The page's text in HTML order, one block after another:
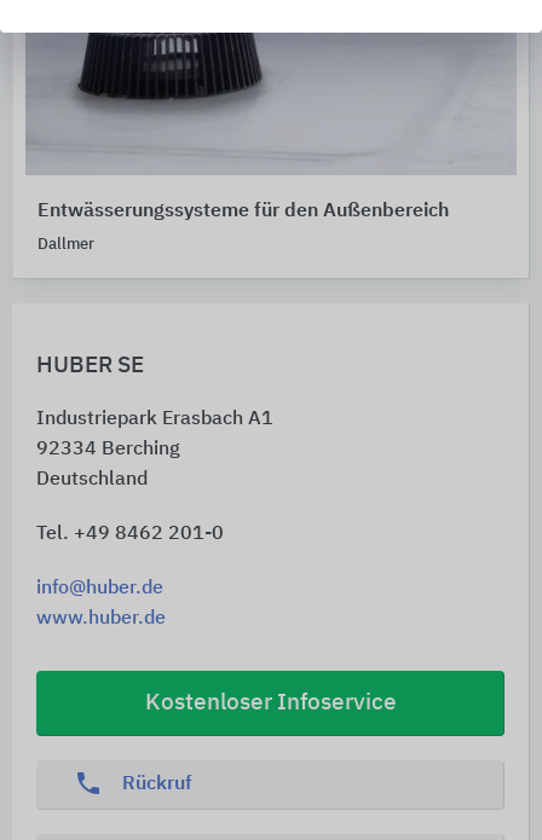
HUBER SE
Industriepark Erasbach A1
92334 Berching
Deutschland
Tel. +49 8462 201-0
info@huber.de
www.huber.de
Kostenloser Infoservice
phone Rückruf
Entwässerungssysteme für den Außenbereich
Dallmer